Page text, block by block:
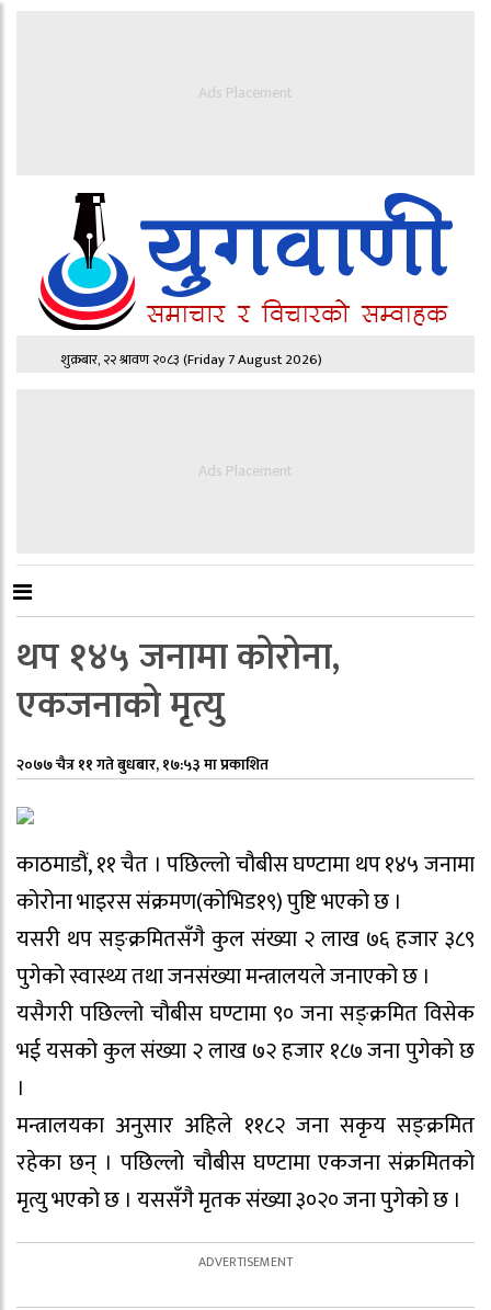
Ads Placement
शुक्रबार, २२ श्रावण २०८३(Friday 7 August 2026)
Ads Placement
थप १४५ जनामा कोरोना,
एकजनाको मृत्यु
२०७७ चैत्र ११ गते बुधबार, १७:५३ मा प्रकाशित
काठमाडौं, ११ चैत । पछिल्लो चौबीस घण्टामा थप १४५ जनामा
कोरोना भाइरस संक्रमण(कोभिड१९) पुष्टि भएको छ ।
यसरी थप सङ्क्रमितसँगै कुल संख्या २ लाख ७६ हजार ३८९
पुगेको स्वास्थ्य तथा जनसंख्या मन्त्रालयले जनाएको छ ।
यसैगरी पछिल्लो चौबीस घण्टामा ९० जना सङ्क्रमित विसेक
भई यसको कुल संख्या २ लाख ७२ हजार १८७ जना पुगेको छ
।
मन्त्रालयका अनुसार अहिले ११८२ जना सकृय सङ्क्रमित
रहेका छन् । पछिल्लो चौबीस घण्टामा एकजना संक्रमितको
मृत्यु भएको छ । यससँगै मृतक संख्या ३०२० जना पुगेको छ ।